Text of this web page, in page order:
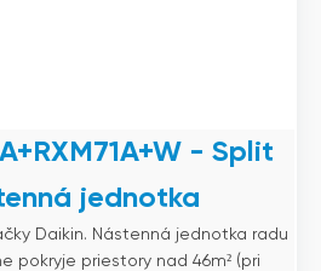
- Split
jednotka
Daikin. Nástenná jednotka radu
pokryje priestory nad 46m² (pri